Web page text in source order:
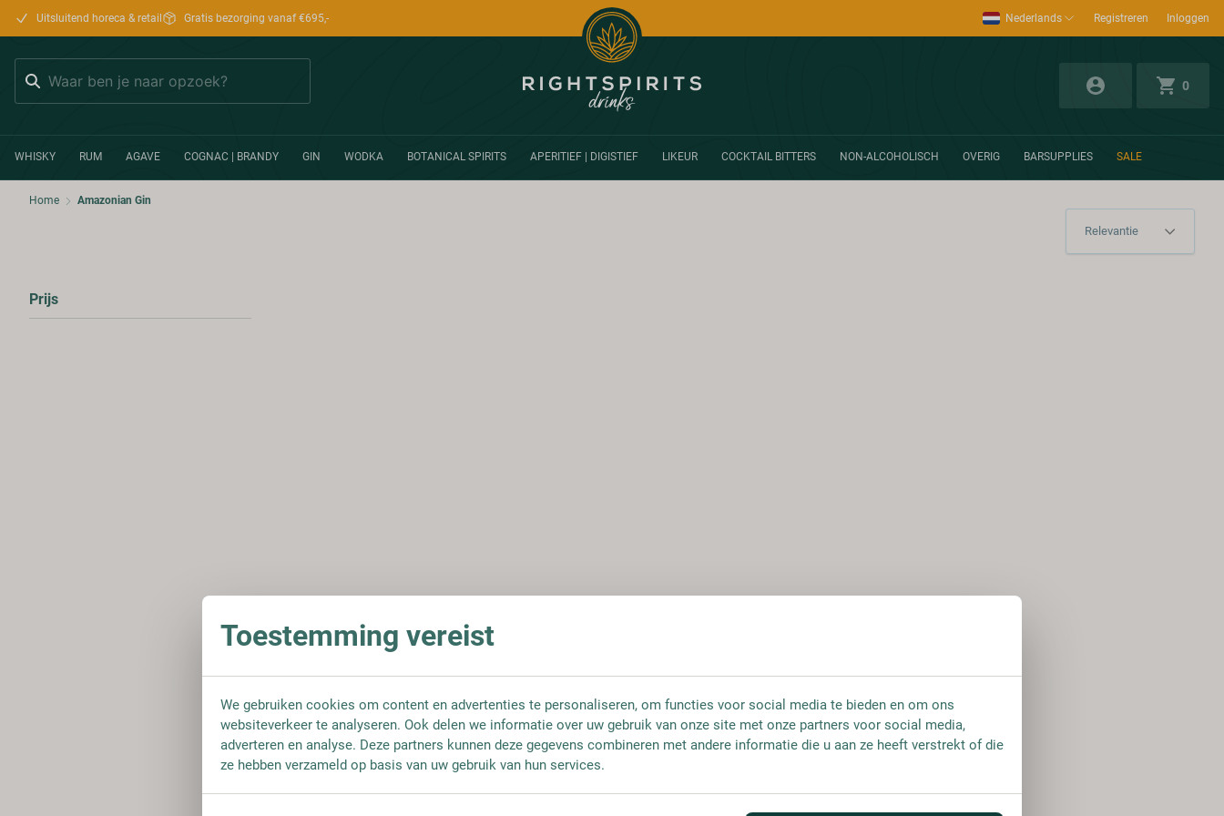
Uitsluitend horeca & retail Gratis bezorging vanaf €695,- Nederlands Registreren Inloggen
0
WHISKY RUM AGAVE COGNAC | BRANDY GIN WODKA BOTANICAL SPIRITS APERITIEF | DIGISTIEF LIKEUR COCKTAIL BITTERS NON-ALCOHOLISCH OVERIG BARSUPPLIES SALE
Home Amazonian Gin
Prijs
Toestemming vereist
We gebruiken cookies om content en advertenties te personaliseren, om functies voor social media te bieden en om ons
websiteverkeer te analyseren. Ook delen we informatie over uw gebruik van onze site met onze partners voor social media,
adverteren en analyse. Deze partners kunnen deze gegevens combineren met andere informatie die u aan ze heeft verstrekt of die
ze hebben verzameld op basis van uw gebruik van hun services.